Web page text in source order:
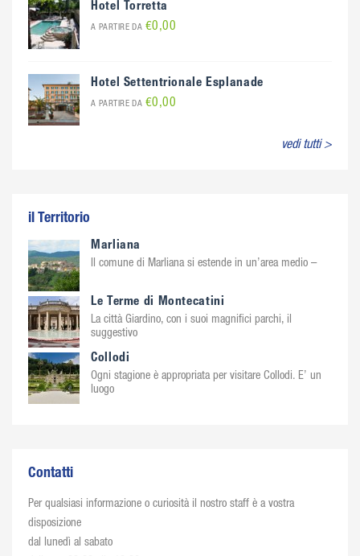
Hotel Torretta
A PARTIRE DA €0,00
Hotel Settentrionale Esplanade
A PARTIRE DA €0,00
vedi tutti >
il Territorio
Marliana
Il comune di Marliana si estende in un’area medio –
Le Terme di Montecatini
La città Giardino, con i suoi magnifici parchi, il
suggestivo
Collodi
Ogni stagione è appropriata per visitare Collodi. E’ un
luogo
Contatti
Per qualsiasi informazione o curiosità il nostro staff è a vostra
disposizione
dal lunedì al sabato